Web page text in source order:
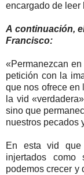
encargado de leer
A continuación,
Francisco:
«Permanezcan
petición con la
que nos ofrece en
la vid
sino que
nuestros pecados
En esta vid que
injertados
podemos crecer y